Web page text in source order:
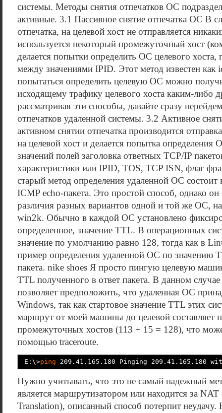
системы. Методы снятия отпечатков ОС
активные. 3.1 Пассивное снятие отпечатка ОС В
отпечатка, на целевой хост не отправляется
используется некоторый промежуточный хост
делается попытки определить ОС целевого хоста,
между значениями IPID. Этот метод известен как
попытаться определить целевую ОС можно
исходящему трафику целевого хоста каким-либо
рассматривая эти способы, давайте сразу
отпечатков удаленной системы. 3.2 Активное
активном снятии отпечатка производится
на целевой хост и делается попытка определения
значений полей заголовка ответных TCP/IP
характеристики или IPID, TOS, TCP ISN, флаг
старый метод определения удаленной ОС состоит
ICMP echo-пакета. Это простой способ, однако
различия разных вариантов одной и той же ОС,
win2k. Обычно в каждой ОС установлено
определенное, значение TTL. В операционных
значение по умолчанию равно 128, тогда как в
пример определения удаленной ОС по значению
пакета. nike shoes Я просто пингую целевую
TTL полученного в ответ пакета. В данном
позволяет предположить, что удаленная ОС
Windows, так как стартовое значение TTL этих
маршрут от моей машины до целевой составляет
промежуточных хостов (113 + 15 = 128), что
помощью traceroute.
E:\>ping 209.41.165.180 Pinging 209.41.165.180
Нужно учитывать, что это не самый надежный
является маршрутизатором или находится за
Translation), описанный способ потерпит неудачу.